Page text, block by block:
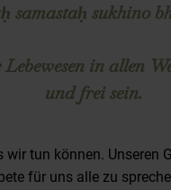
samastaḥ sukhino
in allen
und frei sein.
wir tun können. Unseren
für uns alle zu